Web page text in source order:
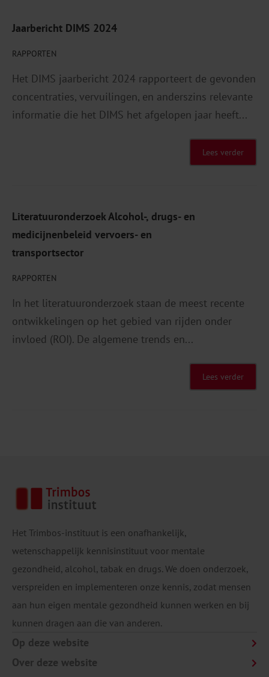
Jaarbericht DIMS 2024
RAPPORTEN
Het DIMS jaarbericht 2024 rapporteert de gevonden
concentraties, vervuilingen, en anderszins relevante
informatie die het DIMS het afgelopen jaar heeft...
Lees verder
Literatuuronderzoek Alcohol-, drugs- en
medicijnenbeleid vervoers- en
transportsector
RAPPORTEN
In het literatuuronderzoek staan de meest recente
ontwikkelingen op het gebied van rijden onder
invloed (ROI). De algemene trends en...
Lees verder
Het Trimbos-instituut is een onafhankelijk,
wetenschappelijk kennisinstituut voor mentale
gezondheid, alcohol, tabak en drugs. We doen onderzoek,
verspreiden en implementeren onze kennis, zodat mensen
aan hun eigen mentale gezondheid kunnen werken en bij
kunnen dragen aan die van anderen.
Op deze website
Over deze website